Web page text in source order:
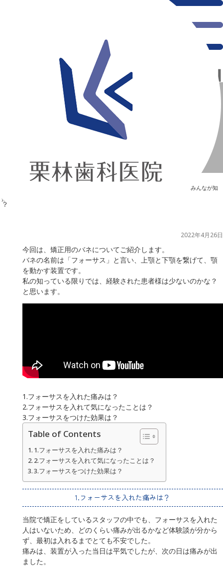
【体験談】矯正装置のバネって痛い？
みんなが知
2022年4月26日
今回は、矯正用のバネについてご紹介します。
バネの名前は「フォーサス」と言い、上顎と下顎を繋げて、顎
を動かす装置です。
私の知っている限りでは、経験された患者様は少ないのかな？
と思います。
1.フォーサスを入れた痛みは？
2.フォーサスを入れて気になったことは？
3.フォーサスをつけた効果は？
Table of Contents
1.フォーサスを入れた痛みは？
2.フォーサスを入れて気になったことは？
3.フォーサスをつけた効果は？
1.フォーサスを入れた痛みは？
当院で矯正をしているスタッフの中でも、フォーサスを入れた
人はいないため、どのくらい痛みが出るかなど体験談が分から
ず、最初は入れるまでとても不安でした。
痛みは、装置が入った当日は平気でしたが、次の日は痛みが出
ました。